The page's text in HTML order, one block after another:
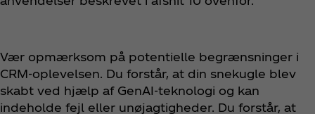
Vær opmærksom på potentielle begrænsninger i
CRM-oplevelsen. Du forstår, at din snekugle blev
skabt ved hjælp af GenAI-teknologi og kan
indeholde fejl eller unøjagtigheder. Du forstår, at